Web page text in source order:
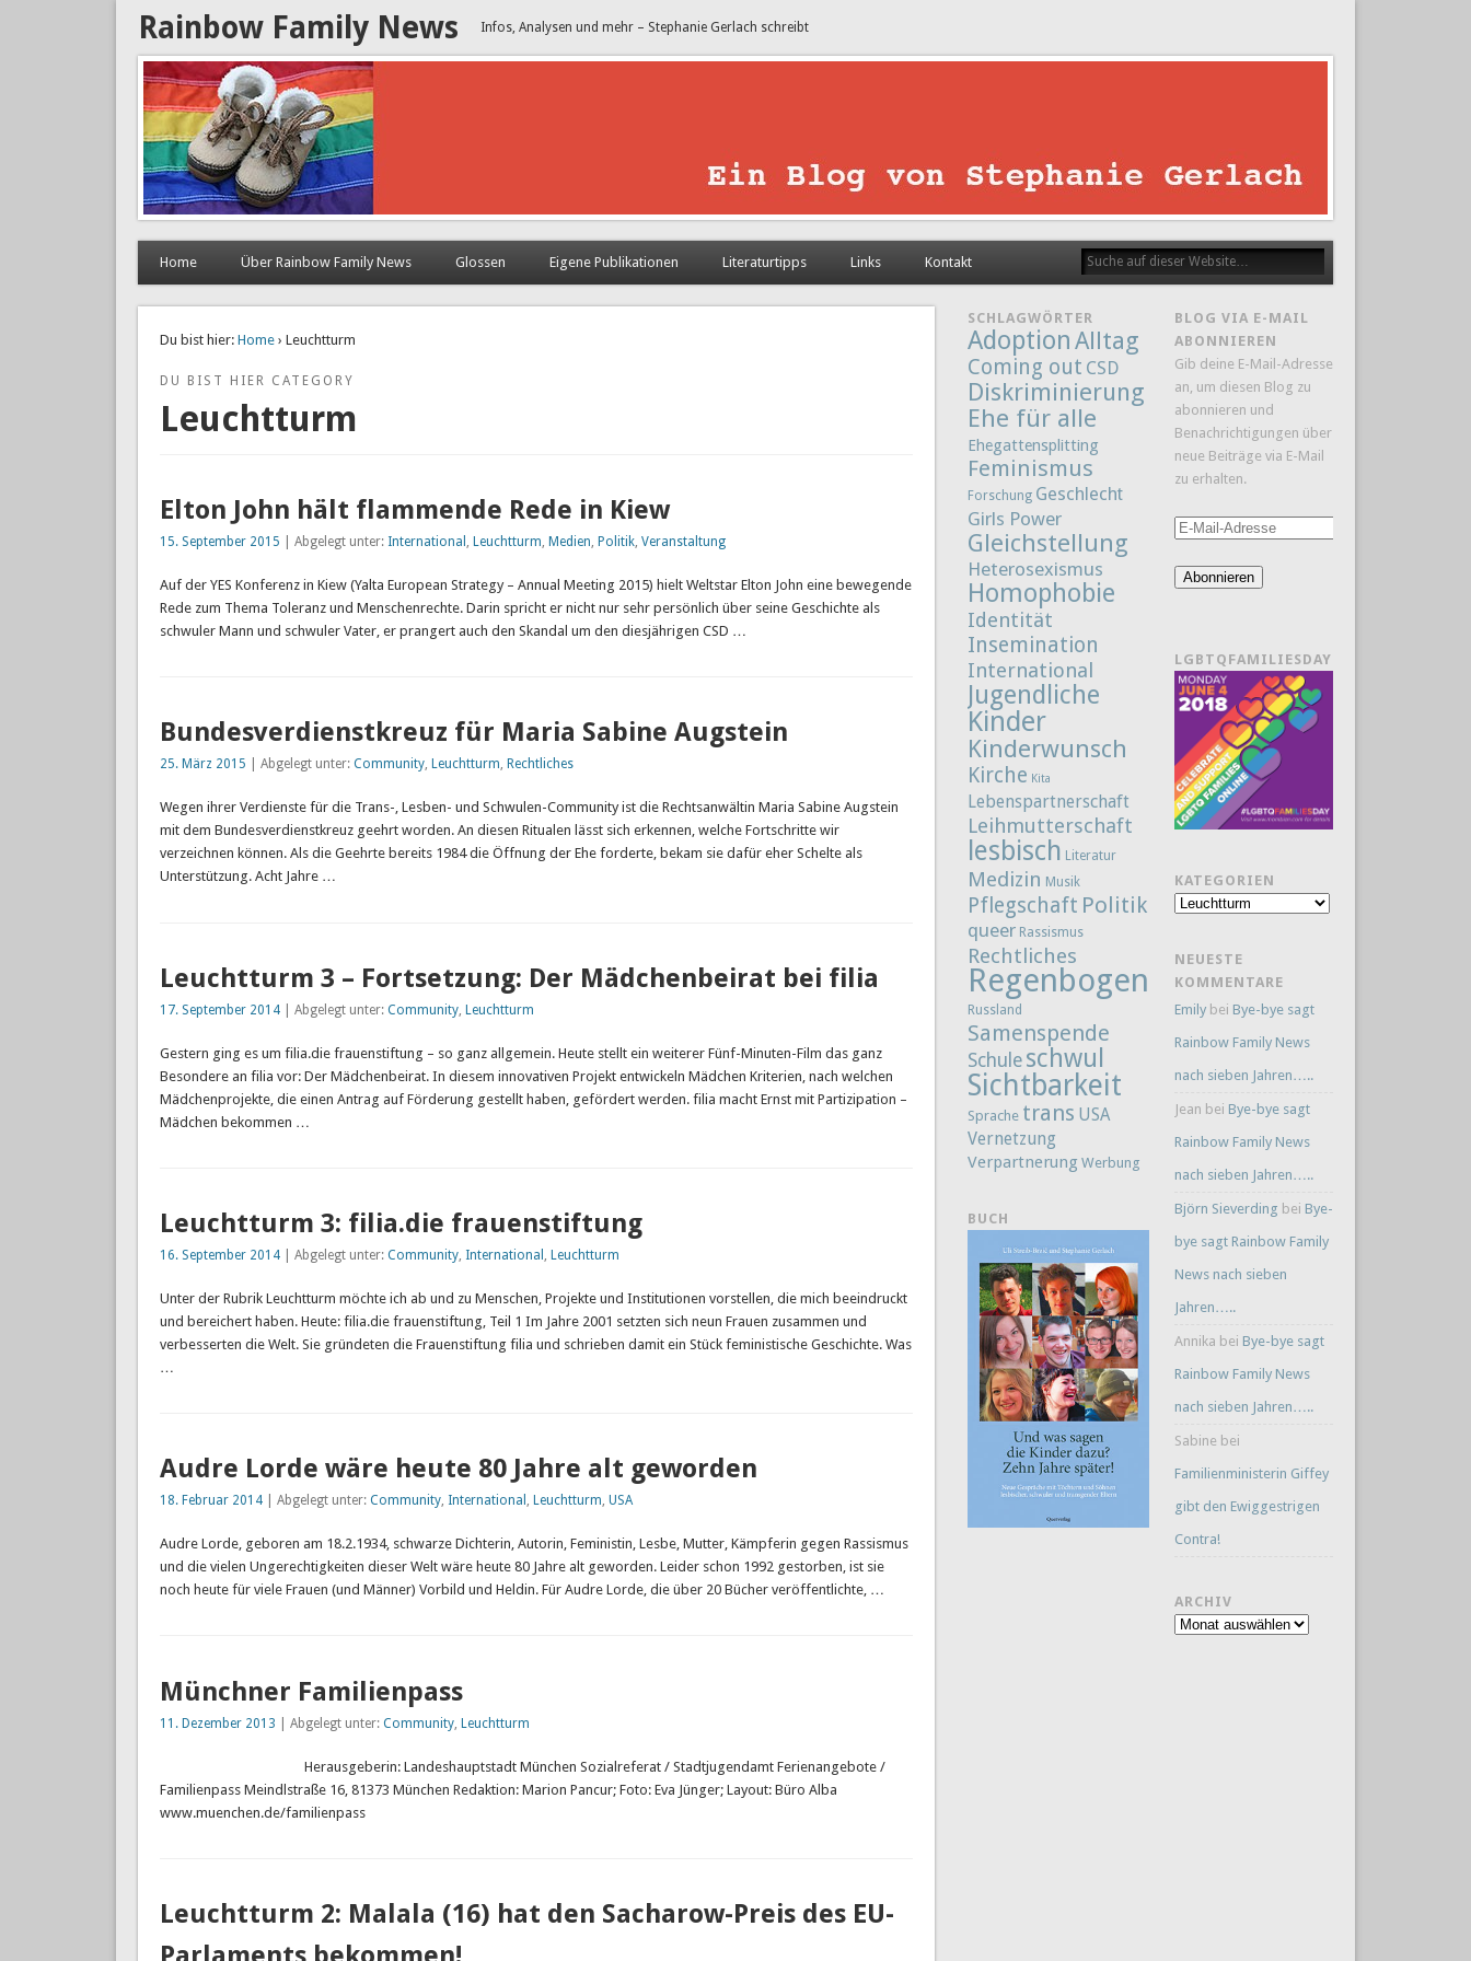
Rainbow Family News Infos, Analysen und mehr – Stephanie Gerlach schreibt
Home Über Rainbow Family News Glossen Eigene Publikationen Literaturtipps Links Kontakt
Du bist hier: Home› Leuchtturm
DU BIST HIER CATEGORY
Leuchtturm
Elton John hält flammende Rede in Kiew
15. September 2015 | Abgelegt unter: International , Leuchtturm, Medien, Politik, Veranstaltung
Auf der YES Konferenz in Kiew (Yalta European Strategy – Annual Meeting 2015) hielt Weltstar Elton John eine bewegende
Rede zum Thema Toleranz und Menschenrechte. Darin spricht er nicht nur sehr persönlich über seine Geschichte als
schwuler Mann und schwuler Vater, er prangert auch den Skandal um den diesjährigen CSD …
Bundesverdienstkreuz für Maria Sabine Augstein
25. März 2015 | Abgelegt unter: Community, Leuchtturm, Rechtliches
Wegen ihrer Verdienste für die Trans-, Lesben- und Schwulen-Community ist die Rechtsanwältin Maria Sabine Augstein
mit dem Bundesverdienstkreuz geehrt worden. An diesen Ritualen lässt sich erkennen, welche Fortschritte wir
verzeichnen können. Als die Geehrte bereits 1984 die Öffnung der Ehe forderte, bekam sie dafür eher Schelte als
Unterstützung. Acht Jahre …
Leuchtturm 3 – Fortsetzung: Der Mädchenbeirat bei filia
17. September 2014| Abgelegt unter: Community, Leuchtturm
Gestern ging es um filia.die frauenstiftung – so ganz allgemein. Heute stellt ein weiterer Fünf-Minuten-Film das ganz
Besondere an filia vor: Der Mädchenbeirat. In diesem innovativen Projekt entwickeln Mädchen Kriterien, nach welchen
Mädchenprojekte, die einen Antrag auf Förderung gestellt haben, gefördert werden. filia macht Ernst mit Partizipation –
Mädchen bekommen …
Leuchtturm 3: filia.die frauenstiftung
16. September 2014| Abgelegt unter: Community, International , Leuchtturm
Unter der Rubrik Leuchtturm möchte ich ab und zu Menschen, Projekte und Institutionen vorstellen, die mich beeindruckt
und bereichert haben. Heute: filia.die frauenstiftung, Teil 1 Im Jahre 2001 setzten sich neun Frauen zusammen und
verbesserten die Welt. Sie gründeten die Frauenstiftung filia und schrieben damit ein Stück feministische Geschichte. Was
…
Audre Lorde wäre heute 80 Jahre alt geworden
18. Februar 2014| Abgelegt unter: Community, International , Leuchtturm, USA
Audre Lorde, geboren am 18.2.1934, schwarze Dichterin, Autorin, Feministin, Lesbe, Mutter, Kämpferin gegen Rassismus
und die vielen Ungerechtigkeiten dieser Welt wäre heute 80 Jahre alt geworden. Leider schon 1992 gestorben, ist sie
noch heute für viele Frauen (und Männer) Vorbild und Heldin. Für Audre Lorde, die über 20 Bücher veröffentlichte, …
Münchner Familienpass
11. Dezember 2013 | Abgelegt unter: Community, Leuchtturm
Herausgeberin: Landeshauptstadt München Sozialreferat / Stadtjugendamt Ferienangebote /
Familienpass Meindlstraße 16, 81373 München Redaktion: Marion Pancur; Foto: Eva Jünger; Layout: Büro Alba
www.muenchen.de/familienpass
Leuchtturm 2: Malala (16) hat den Sacharow-Preis des EU-
SCHLAGWÖRTER
AdoptionAlltag
Coming out CSD
Diskriminierung
Ehe für alle
Ehegattensplitting
Feminismus
Forschung Geschlecht
Girls Power
Gleichstellung
Heterosexismus
Homophobie
Identität
Insemination
International
Jugendliche
Kinder
Kinderwunsch
Kirche Kita
Lebenspartnerschaft
Leihmutterschaft
lesbisch Literatur
Medizin Musik
Pflegschaft Politik
queer Rassismus
Rechtliches
Regenbogenfamilie
Russland
Samenspende
Schule schwul
Sichtbarkeit
Sprache trans USA
Vernetzung
Verpartnerung Werbung
BUCH
BLOG VIA E-MAIL
ABONNIEREN
Gib deine E-Mail-Adresse
an, um diesen Blog zu
abonnieren und
Benachrichtigungen über
neue Beiträge via E-Mail
zu erhalten.
E-
Adresse
Abonnieren
LGBTQFAMILIESDAY
KATEGORIEN
Kategorien
NEUESTE
KOMMENTARE
Emilybei Bye-bye sagt
Rainbow Family News
nach sieben Jahren…..
Jean bei Bye-bye sagt
Rainbow Family News
nach sieben Jahren…..
Björn Sieverding bei Bye-
bye sagt Rainbow Family
News nach sieben
Jahren…..
Annika bei Bye-bye sagt
Rainbow Family News
nach sieben Jahren…..
Sabine bei
Familienministerin Giffey
gibt den Ewiggestrigen
Contra!
ARCHIV
Archiv